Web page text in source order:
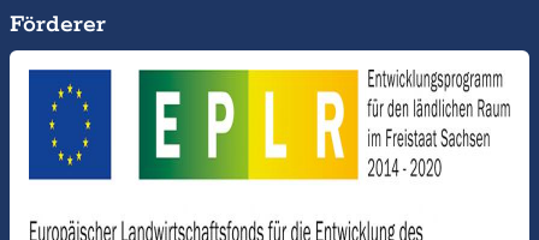
Förderer